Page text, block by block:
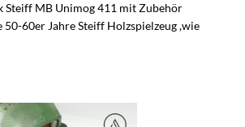
Steiff MB Unimog 411 mit Zubehör
60er Jahre Steiff Holzspielzeug ,wie